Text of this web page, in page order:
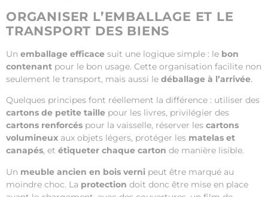
ORGANISER L’EMBALLAGE ET LE
TRANSPORT DES BIENS
Un emballage efficace suit une logique simple : le bon
contenant pour le bon usage. Cette organisation facilite non
seulement le transport, mais aussi le déballage à l’arrivée.
Quelques principes font réellement la différence : utiliser des
cartons de petite taille pour les livres, privilégier des
cartons renforcés pour la vaisselle, réserver les cartons
volumineux aux objets légers, protéger les matelas et
canapés, et étiqueter chaque carton de manière lisible.
Un meuble ancien en bois verni peut être marqué au
moindre choc. La protection doit donc être mise en place